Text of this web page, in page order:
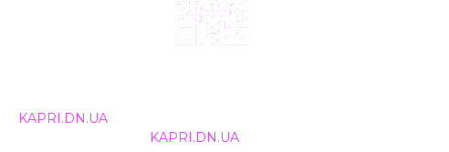
KAPRI.DN.UA
KAPRI.DN.UA